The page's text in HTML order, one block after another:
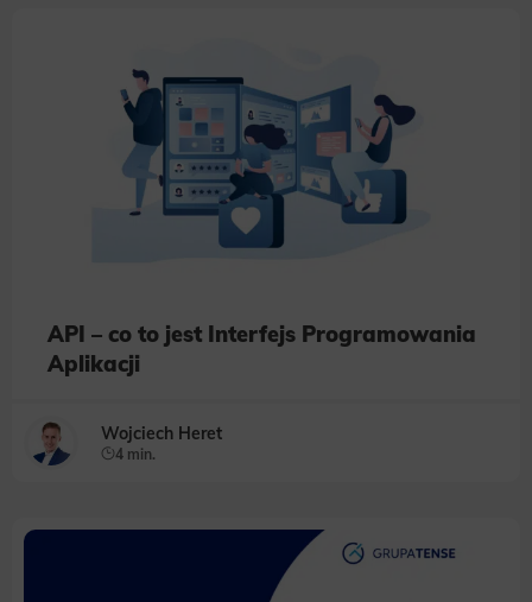
API – co to jest Interfejs Programowania
Aplikacji
Wojciech Heret
4 min.